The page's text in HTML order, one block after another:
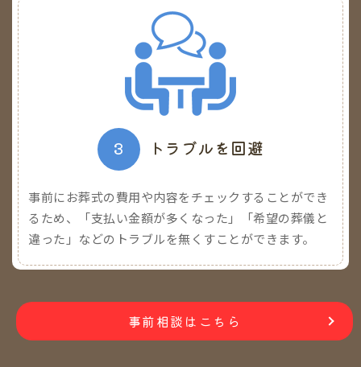
3 トラブルを回避
事前にお葬式の費用や内容をチェックすることができ
るため、「支払い金額が多くなった」「希望の葬儀と
違った」などのトラブルを無くすことができます。
事前相談はこちら